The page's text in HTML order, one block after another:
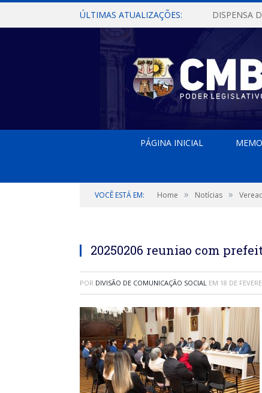
ÚLTIMAS ATUALIZAÇÕES:
PÁGINA INICIAL
VOCÊ ESTÁ EM: Home » Notícias »
20250206 reuniao com
POR DIVISÃO DE COMUNICAÇÃO SOCIAL EM 18 DE